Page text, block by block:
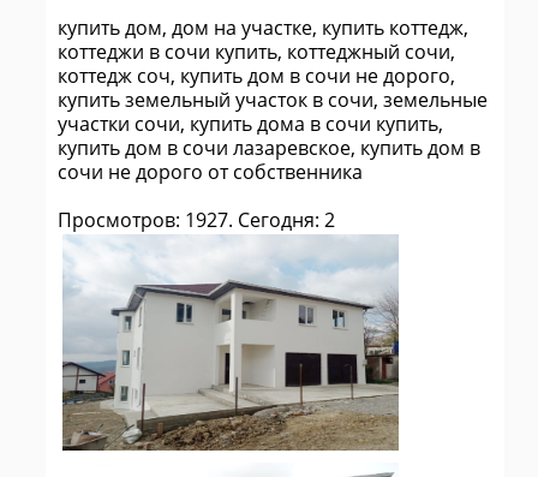
купить дом, дом на участке, купить коттедж,
коттеджи в сочи купить, коттеджный сочи,
коттедж соч, купить дом в сочи не дорого,
купить земельный участок в сочи, земельные
участки сочи, купить дома в сочи купить,
купить дом в сочи лазаревское, купить дом в
сочи не дорого от собственника
Просмотров: 1927. Сегодня: 2